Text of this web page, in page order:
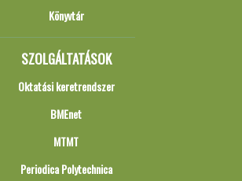
Könyvtár
SZOLGÁLTATÁSOK
Oktatási keretrendszer
BMEnet
MTMT
Periodica Polytechnica